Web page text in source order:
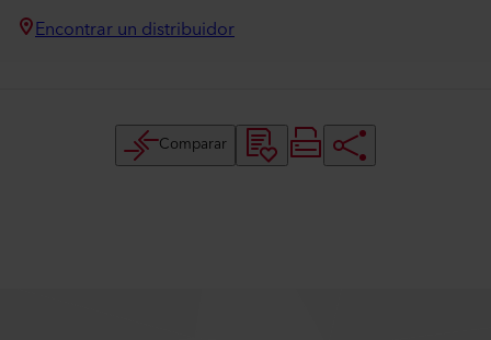
Encontrar un distribuidor
Comparar